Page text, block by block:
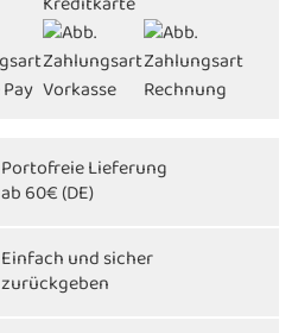
Portofreie Lieferung
ab 60€ (DE)
Einfach und sicher
zurückgeben